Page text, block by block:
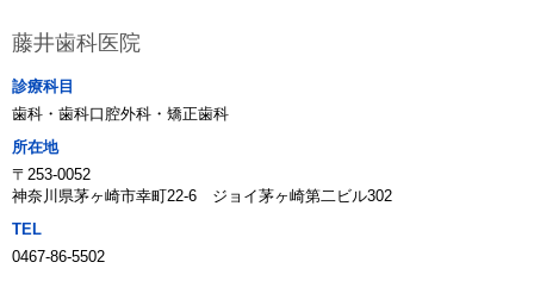
藤井歯科医院
診療科目
歯科・歯科口腔外科・矯正歯科
所在地
〒253-0052
神奈川県茅ヶ崎市幸町22-6 ジョイ茅ヶ崎第二ビル302
TEL
0467-86-5502